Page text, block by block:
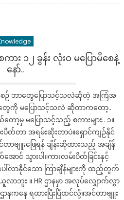
လူ
င္း
မျ
စ္
မေ
န
သိ
ထား
သ
င့္ၿ
ပီး
း ၁၂ ခွန်း လုံးဝ မပြောမိစေနဲ့
နော်..
စဉ် ဘာတွေပြောသင့်သလဲဆိုတဲ့ အကြံအ
တွေကို မပြောသင့်သလဲ ဆိုတာကတော့..
ာ့မှ မပြောသင့်သည့် စကားများ.. ၁။
ပိတ်တာ အရမ်းဆိုးတာပဲ။ရှောင်ကျဉ်နိုင်
ာဗျူးဖြေရန် ချိန်းဆိုထားသည့် အချိန်
ောင် သွားပါ။ကားလမ်းပိတ်ခြင်းနှင့်
ေါ်လာနိုင်သော ကြာချိန်များကို ထည့်တွက်
လာဘူး ။ HR ဌာနမှာ အလုပ်လျှောက်လွှာ
ဌာနကနေ ရထားပြီးပြီထင်လို့။အင်တာဗျူး